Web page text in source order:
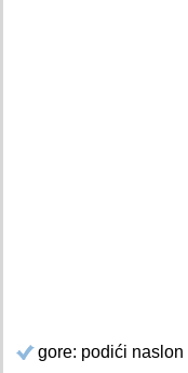
gore: podići naslon